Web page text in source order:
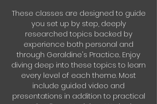
These classes are designed to guide
you set up by step, deeply
researched topics backed by
experience both personal and
through Geraldine's Practice.. Enjoy
diving deep into these topics to learn
every level of each theme. Most
include guided video and
presentations in addition to practical